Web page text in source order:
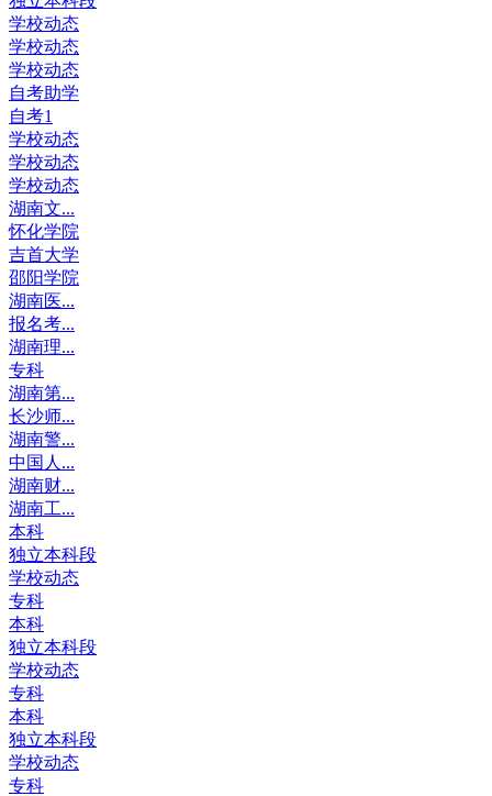
学校动态
学校动态
学校动态
自考助学
自考1
学校动态
学校动态
学校动态
湖南文...
怀化学院
吉首大学
邵阳学院
湖南医...
报名考...
湖南理...
专科
湖南第...
长沙师...
湖南警...
中国人...
湖南财...
湖南工...
本科
独立本科段
学校动态
专科
本科
独立本科段
学校动态
专科
本科
独立本科段
学校动态
专科